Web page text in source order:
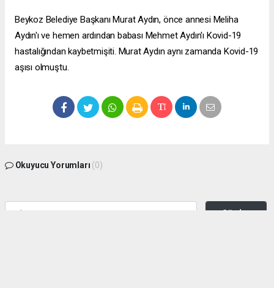
Beykoz Belediye Başkanı Murat Aydın, önce annesi Meliha
Aydın'ı ve hemen ardından babası Mehmet Aydın'ı Kovid-19
hastalığından kaybetmişiti. Murat Aydın aynı zamanda Kovid-19
aşısı olmuştu.
Okuyucu Yorumları (0)
Gönder